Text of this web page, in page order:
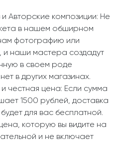
и Авторские композиции: Не
в нашем обширном
фотографию или
наши мастера создадут
в своем роде
в других магазинах.
честная цена: Если сумма
1500 рублей, доставка
для вас бесплатной.
которую вы видите на
и не включает